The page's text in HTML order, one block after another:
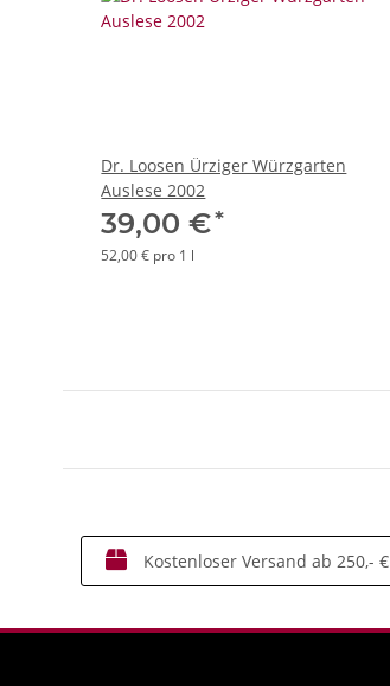
Dr. Loosen Ürziger Würzgarten
Auslese 2002
39,00 €*
52,00 € pro 1 l
Kostenloser Versand ab 250,- €